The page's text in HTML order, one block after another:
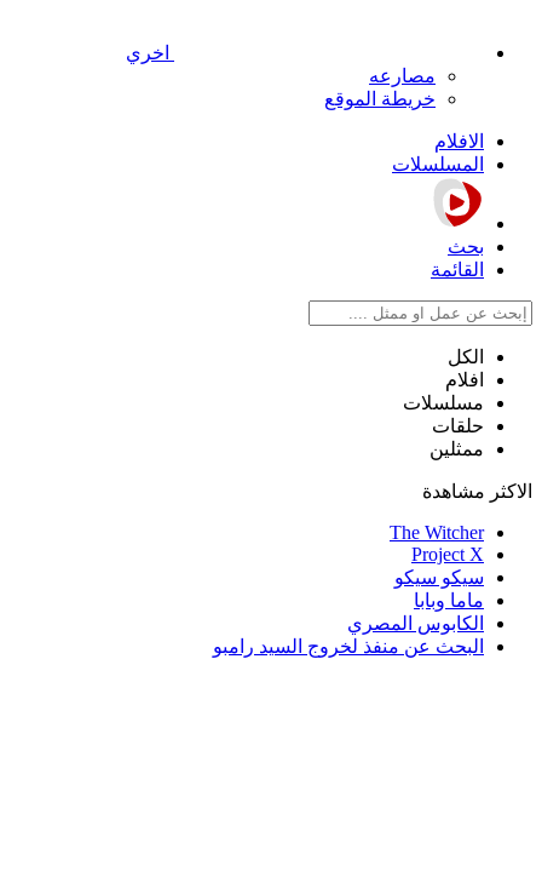
اخري
مصارعه
خريطة الموقع
الافلام
المسلسلات
بحث
القائمة
الكل
افلام
مسلسلات
حلقات
ممثلين
الاكثر مشاهدة
The Witcher
Project X
سيكو سيكو
ماما وبابا
الكابوس المصري
البحث عن منفذ لخروج السيد رامبو